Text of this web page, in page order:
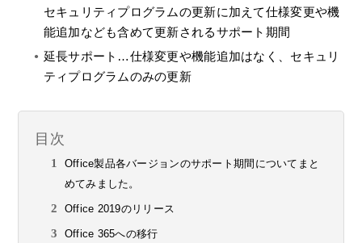
セキュリティプログラムの更新に加えて仕様変更や機
能追加なども含めて更新されるサポート期間
延長サポート…仕様変更や機能追加はなく、セキュリ
ティプログラムのみの更新
目次
Office製品各バージョンのサポート期間についてまと
めてみました。
Office 2019のリリース
Office 365への移行